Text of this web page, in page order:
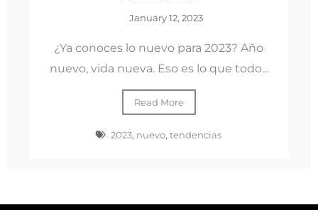
January 12, 2023
¿Ya conoces lo nuevo para 2023? Año
nuevo, vida nueva. Eso es lo que todo...
Read More
2023, nuevo, tendencias